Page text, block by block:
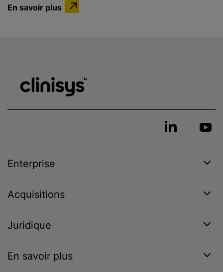
En savoir plus
Enterprise
Acquisitions
Juridique
En savoir plus